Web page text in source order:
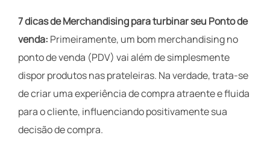
7 dicas de Merchandising para turbinar seu Ponto de
venda: Primeiramente, um bom merchandising no
ponto de venda (PDV) vai além de simplesmente
dispor produtos nas prateleiras. Na verdade, trata-se
de criar uma experiência de compra atraente e fluida
para o cliente, influenciando positivamente sua
decisão de compra.